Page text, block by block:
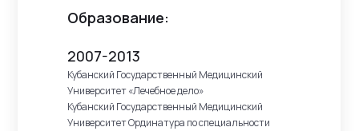
Образование:
2007-2013
Кубанский Государственный Медицинский
Университет «Лечебное дело»
Кубанский Государственный Медицинский
Университет Ординатура по специальности